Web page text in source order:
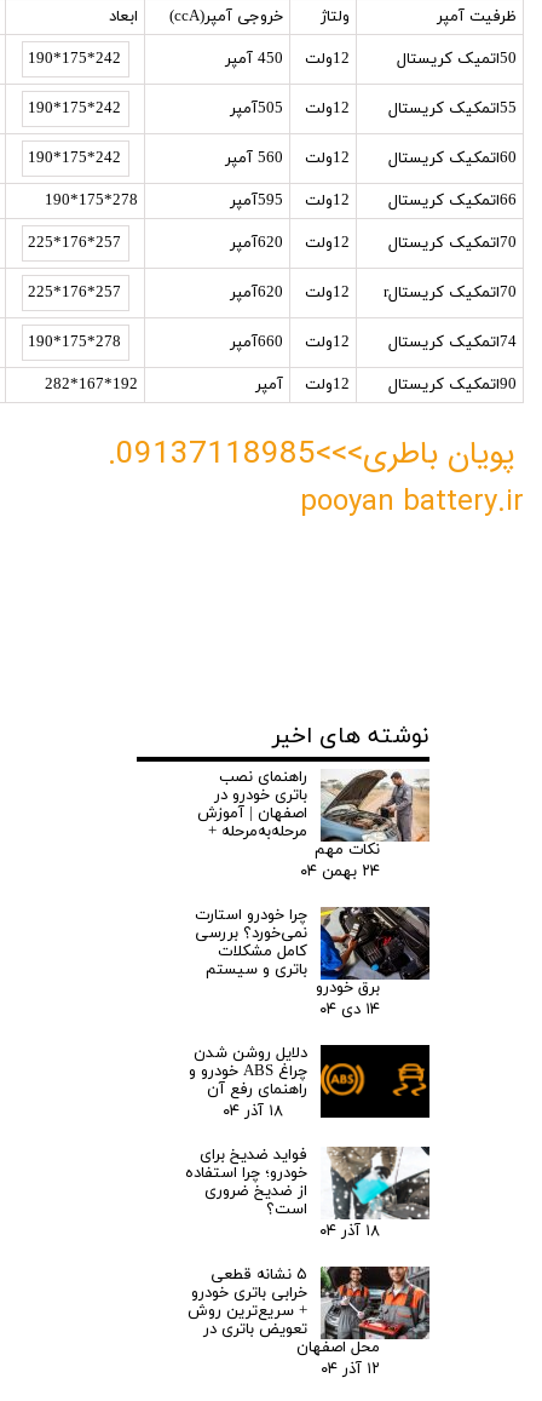
ظرفیت آمپر
ولتاژ خروجی آمپر(ccA)
ابعاد
50اتمیک کریستال
12ولت 450 آمپر 242*175*190
55اتمکیک کریستال 12ولت 505آمپر 242*175*190
60اتمکیک کریستال 12ولت 560 آمپر
242*175*190
66اتمکیک کریستال
12ولت 595آمپر
278*175*190
70اتمکیک کریستال
12ولت 620آمپر 257*176*225
70اتمکیک کریستالr 12ولت 620آمپر 257*176*225
74اتمکیک کریستال 12ولت 660آمپر
278*175*190
90اتمکیک کریستال
12ولت آمپر 192*167*282
پویان باطری>>>09137118985.
pooyan battery.ir
نوشته های اخیر
راهنمای نصب
باتری خودرو در
اصفهان | آموزش
مرحله‌به‌مرحله +
نکات مهم
۲۴ بهمن ۰۴
چرا خودرو استارت
نمی‌خورد؟ بررسی
کامل مشکلات
باتری و سیستم
برق خودرو
۱۴ دی ۰۴
دلایل روشن شدن
چراغ ABS خودرو و
راهنمای رفع آن
۱۸ آذر ۰۴
فواید ضدیخ برای
خودرو؛ چرا استفاده
از ضدیخ ضروری
است؟
۱۸ آذر ۰۴
۵ نشانه قطعی
خرابی باتری خودرو
+ سریع‌ترین روش
تعویض باتری در
محل اصفهان
۱۲ آذر ۰۴